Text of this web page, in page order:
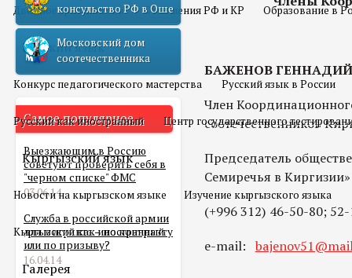
Двойное гражданство Отношения РФ и КР Образование в
Русский язык
Конкурс педагогического мастерства Русский язык в России
Русский как иностранный Центр государственного
Кыргызский язык
Новости на кыргызском языке Изучение кыргызского языка
Кыргызский как иностранный
Галерея
консульство РФ в Оше
Московский дом
соотечественника
Самое популярное
Выезжающим в Россию
советуют проверить себя в
"черном списке" ФМС
03.06.14
Служба в российской армии
для мигранта – по контракту
или по призыву?
16.04.14
БАЖЕНОВ
Член
соотечественников
Председатель
Семиречья в Киргизии»
(+996 312) 46-50-80;
e-mail: